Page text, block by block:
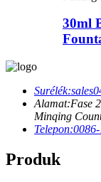
30ml
Surélék:
Alamat:Fase
Minqing
Telepon:
Produk